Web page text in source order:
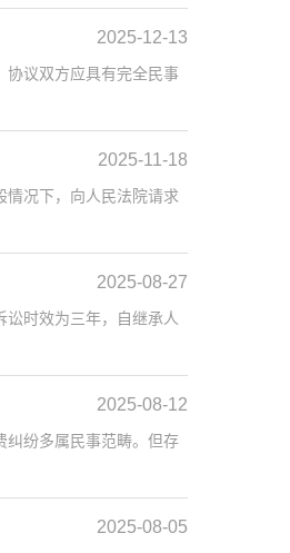
2025-12-13
协议双方应具有完全民事
2025-11-18
情况下，向人民法院请求
2025-08-27
时效为三年，自继承人
2025-08-12
纠纷多属民事范畴。但存
2025-08-05